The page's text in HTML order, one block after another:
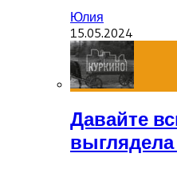
Юлия
15.05.2024
Давайте